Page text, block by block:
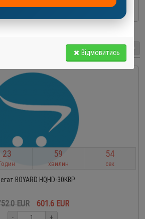
До кошика
23 59
хвилин
53
сек
BOYARD HQHD-30KBP
EUR 601.6 EUR
- +
Відмовитись